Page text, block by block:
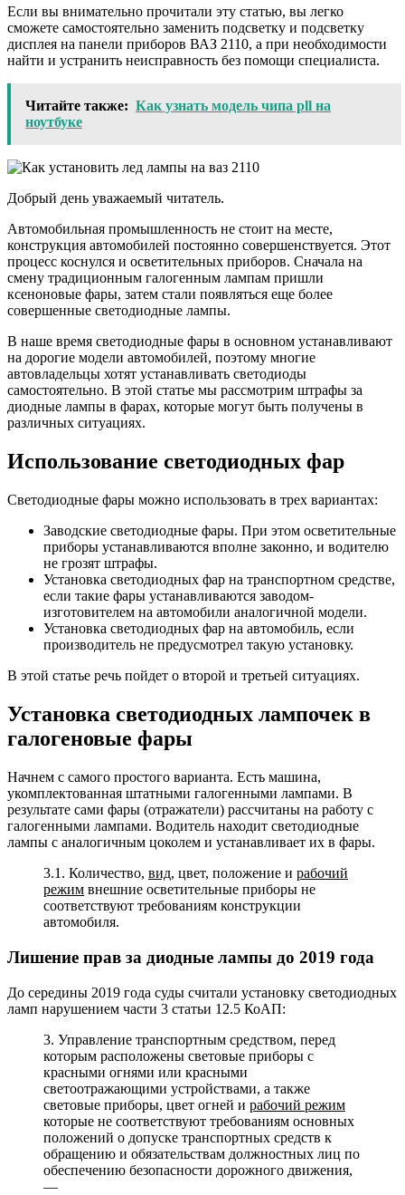
Если вы внимательно прочитали эту статью, вы легко
сможете самостоятельно заменить подсветку и подсветку
дисплея на панели приборов ВАЗ 2110, а при необходимости
найти и устранить неисправность без помощи специалиста.
Читайте также: Как узнать модель чипа pll на
ноутбуке
Добрый день уважаемый читатель.
Автомобильная промышленность не стоит на месте,
конструкция автомобилей постоянно совершенствуется. Этот
процесс коснулся и осветительных приборов. Сначала на
смену традиционным галогенным лампам пришли
ксеноновые фары, затем стали появляться еще более
совершенные светодиодные лампы.
В наше время светодиодные фары в основном устанавливают
на дорогие модели автомобилей, поэтому многие
автовладельцы хотят устанавливать светодиоды
самостоятельно. В этой статье мы рассмотрим штрафы за
диодные лампы в фарах, которые могут быть получены в
различных ситуациях.
Использование светодиодных фар
Светодиодные фары можно использовать в трех вариантах:
Заводские светодиодные фары. При этом осветительные
приборы устанавливаются вполне законно, и водителю
не грозят штрафы.
Установка светодиодных фар на транспортном средстве,
если такие фары устанавливаются заводом-
изготовителем на автомобили аналогичной модели.
Установка светодиодных фар на автомобиль, если
производитель не предусмотрел такую ​​установку.
В этой статье речь пойдет о второй и третьей ситуациях.
Установка светодиодных лампочек в
галогеновые фары
Начнем с самого простого варианта. Есть машина,
укомплектованная штатными галогенными лампами. В
результате сами фары (отражатели) рассчитаны на работу с
галогенными лампами. Водитель находит светодиодные
лампы с аналогичным цоколем и устанавливает их в фары.
3.1. Количество, вид, цвет, положение и рабочий
режим внешние осветительные приборы не
соответствуют требованиям конструкции
автомобиля.
Лишение прав за диодные лампы до 2019 года
До середины 2019 года суды считали установку светодиодных
ламп нарушением части 3 статьи 12.5 КоАП:
3. Управление транспортным средством, перед
которым расположены световые приборы с
красными огнями или красными
светоотражающими устройствами, а также
световые приборы, цвет огней и рабочий режим
которые не соответствуют требованиям основных
положений о допуске транспортных средств к
обращению и обязательствам должностных лиц по
обеспечению безопасности дорожного движения,
—